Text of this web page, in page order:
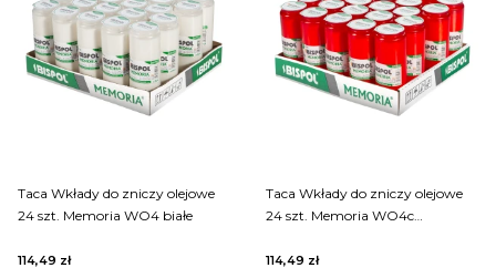
Taca Wkłady do zniczy olejowe
24 szt. Memoria WO4 białe
114,49 zł
Taca Wkłady do zniczy olejowe
24 szt. Memoria WO4c
114,49 zł